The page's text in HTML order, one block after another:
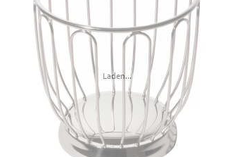
Laden...